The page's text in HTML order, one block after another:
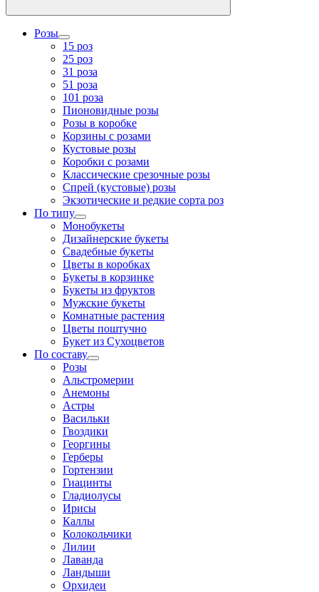
Розы
15 роз
25 роз
31 роза
51 роза
101 роза
Пионовидные розы
Розы в коробке
Корзины с розами
Кустовые розы
Коробки с розами
Классические срезочные розы
Спрей (кустовые) розы
Экзотические и редкие сорта роз
По типу
Монобукеты
Дизайнерские букеты
Свадебные букеты
Цветы в коробках
Букеты в корзинке
Букеты из фруктов
Мужские букеты
Комнатные растения
Цветы поштучно
Букет из Сухоцветов
По составу
Розы
Альстромерии
Анемоны
Астры
Васильки
Гвоздики
Георгины
Герберы
Гортензии
Гиацинты
Гладиолусы
Ирисы
Каллы
Колокольчики
Лилии
Лаванда
Ландыши
Орхидеи